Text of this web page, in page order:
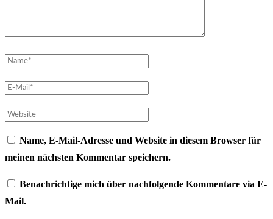
Name, E-Mail-Adresse und Website in diesem Browser für
meinen nächsten Kommentar speichern.
Benachrichtige mich über nachfolgende Kommentare via E-
Mail.